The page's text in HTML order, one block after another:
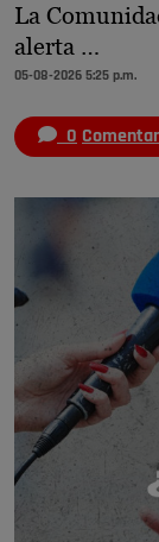
La
alerta …
05-08-2026 5:25 p.m.
0